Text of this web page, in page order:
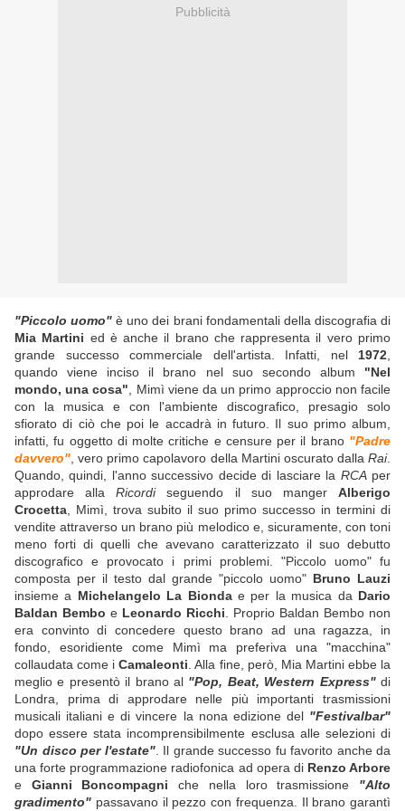
Pubblicità
"Piccolo uomo" è uno dei brani fondamentali della discografia di
Mia Martini ed è anche il brano che rappresenta il vero primo
grande successo commerciale dell'artista. Infatti, nel 1972
quando viene inciso il brano nel suo secondo album "Nel
mondo, una cosa" , Mimì viene da un primo approccio non facile
con la musica e con l'ambiente discografico, presagio solo
sfiorato di ciò che poi le accadrà in futuro. Il suo primo album,
infatti, fu oggetto di molte critiche e censure per il brano "Padre
davvero" , vero primo capolavoro della Martini oscurato dalla Rai.
Quando, quindi, l'anno successivo decide di lasciare la RCAper
approdare allaRicordiseguendo il suo mangerAlberigo
Crocetta , Mimì, trova subito il suo primo successo in termini di
vendite attraverso un brano più melodico e, sicuramente, con toni
meno forti di quelli che avevano caratterizzato il suo debutto
discografico e provocato i primi problemi. "Piccolo uomo" fu
composta per il testo dal grande "piccolo uomo" Bruno Lauzi
insieme a Michelangelo La Biondae per la musica da Dario
Baldan Bembo e Leonardo Ricchi . Proprio Baldan Bembo non
era convinto di concedere questo brano ad una ragazza, in
fondo, esoridiente come Mimì ma preferiva una "macchina"
collaudata come i Camaleonti . Alla fine, però, Mia Martini ebbe la
meglio e presentò il brano al "Pop, Beat, Western Express"di
Londra, prima di approdare nelle più importanti trasmissioni
musicali italiani e di vincere la nona edizione del"Festivalbar"
dopo essere stata incomprensibilmente esclusa alle selezioni di
"Un disco per l'estate". Il grande successo fu favorito anche da
una forte programmazione radiofonica ad opera di Renzo Arbore
e Gianni Boncompagni che nella loro trasmissione "Alto
gradimento" passavano il pezzo con frequenza. Il brano garantì